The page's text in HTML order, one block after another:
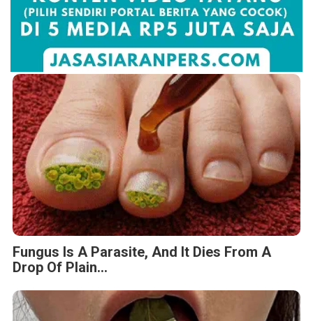
Fungus Is A Parasite, And It Dies From A
Drop Of Plain...